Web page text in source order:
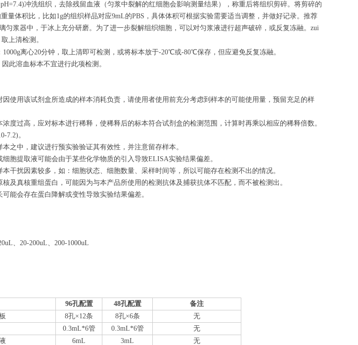
pH=7.4)冲洗组织，去除残留血液（匀浆中裂解的红细胞会影响测量结果），称重后将组织剪碎。将剪碎的
量体积比，比如1g的组织样品对应9mL的PBS，具体体积可根据实验需要适当调整，并做好记录。推荐
匀浆器中，于冰上充分研磨。为了进一步裂解组织细胞，可以对匀浆液进行超声破碎，或反复冻融。zui
上清检测。
1000g离心20分钟，取上清即可检测，或将标本放于-20℃或-80℃保存，但应避免反复冻融。
此溶血标本不宜进行此项检测。
使用该试剂盒所造成的样本消耗负责，请使用者使用前充分考虑到样本的可能使用量，预留充足的样
度过高，应对标本进行稀释，使稀释后的标本符合试剂盒的检测范围，计算时再乘以相应的稀释倍数。
7.2)。
之中，建议进行预实验验证其有效性，并注意留存样本。
胞提取液可能会由于某些化学物质的引入导致ELISA实验结果偏差。
干扰因素较多，如：细胞状态、细胞数量、采样时间等，所以可能存在检测不出的情况。
及真核重组蛋白，可能因为与本产品所使用的检测抗体及捕获抗体不匹配，而不被检测出。
能会存在蛋白降解或变性导致实验结果偏差。
、20-200uL、200-1000uL
96孔配置 48孔配置
备注
8孔×12条 8孔×6条
无
0.3mL*6管 0.3mL*6管
无
6mL 3mL
无